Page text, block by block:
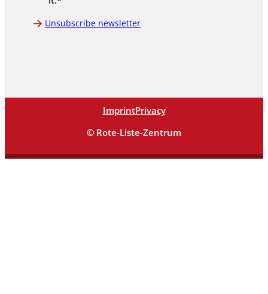
Unsubscribe newsletter
ImprintPrivacy
© Rote-Liste-Zentrum